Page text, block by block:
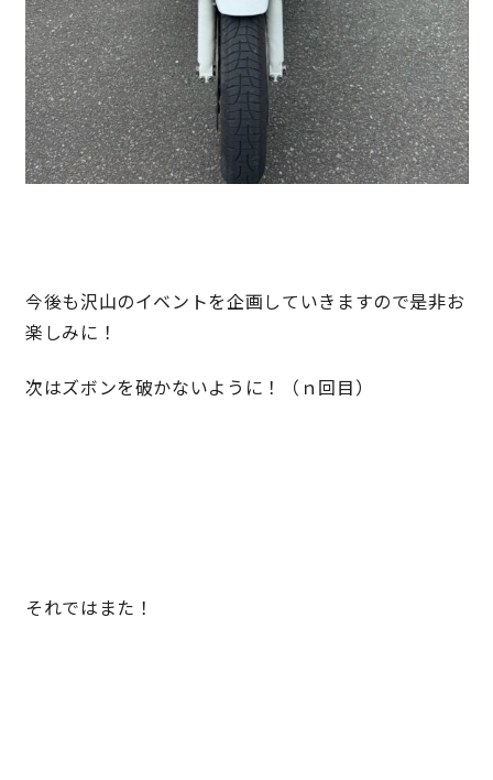
近日分譲予定情報 会社情報
動画ギャラリー 採用情報
サイトマップ プライバシーポリシー
CLOSE
今後も沢山のイベントを企画していきますので是非お
楽しみに！
次はズボンを破かないように！（ｎ回目）
それではまた！